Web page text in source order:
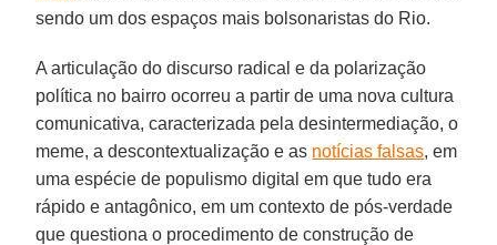
sendo um dos espaços mais bolsonaristas do Rio.
A articulação do discurso radical e da polarização
política no bairro ocorreu a partir de uma nova cultura
comunicativa, caracterizada pela desintermediação, o
meme, a descontextualização e as notícias falsas, em
uma espécie de populismo digital em que tudo era
rápido e antagônico, em um contexto de pós-verdade
que questiona o procedimento de construção de